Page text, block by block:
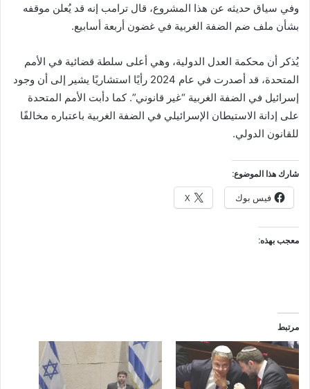
وفي سياق حديثه عن هذا المشروع، قال ترامب إنه قد يُعلن موقفه
بشأن ملف ضم الضفة الغربية في غضون أربعة أسابيع.
يُذكر أن محكمة العدل الدولية، وهي أعلى سلطة قضائية في الأمم
المتحدة، قد أصدرت في عام 2024 رأيًا استشاريًا يشير إلى أن وجود
إسرائيل في الضفة الغربية “غير قانوني”. كما دأبت الأمم المتحدة
على إدانة الاستيطان الإسرائيلي في الضفة الغربية باعتباره مخالفًا
للقانون الدولي.
شارك هذا الموضوع:
فيس بوك X
معجب بهذه:
مرتبط